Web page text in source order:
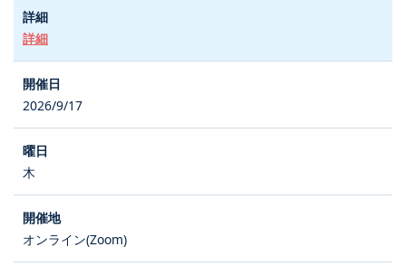
詳細
2026/9/17
木
オンライン(Zoom)